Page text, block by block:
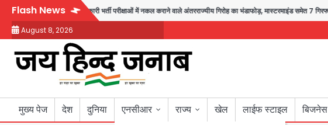
Skip
content
Flash News
भंडाफोड़ सरकारी भर्ती परीक्षाओं में नकल कराने वाले अंतरराज्यीय गिरोह का भंडाफोड़, मास्टरमाइंड समेत 7 गिरफ्तार
August 8, 2026
मुख्य पेज देश दुनिया
एनसीआर
राज्य
खेल लाईफ स्टाइल बिजनेस